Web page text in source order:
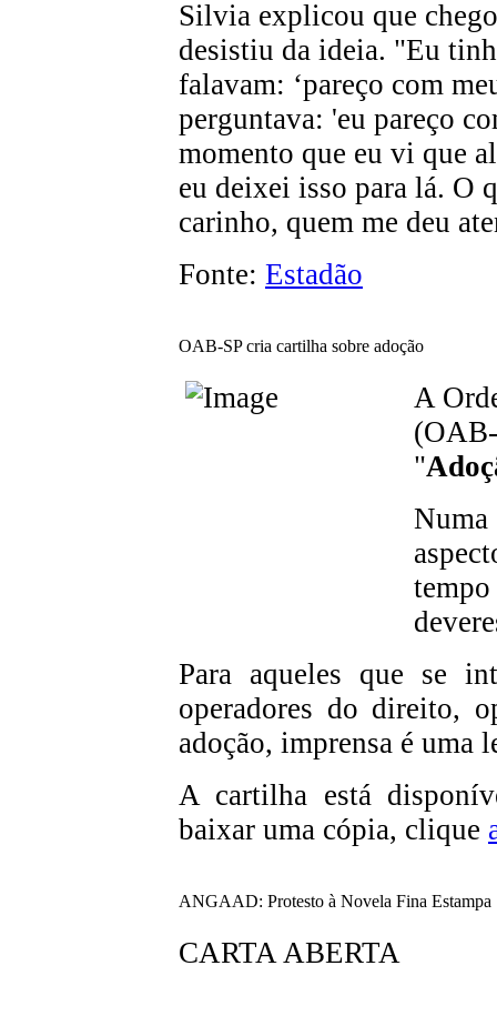
Silvia explicou que
desistiu da ideia. "Eu
falavam: ‘pareço com
perguntava: 'eu pareço
momento que eu vi que
eu deixei isso para lá. O
carinho, quem me deu
Fonte: Estadão
OAB-SP cria cartilha sobre adoção
A
"
Para aqueles que se
operadores do direito,
adoção, imprensa é uma
A cartilha está
baixar uma cópia, clique
ANGAAD: Protesto à Novela Fina Estampa
CARTA ABERTA